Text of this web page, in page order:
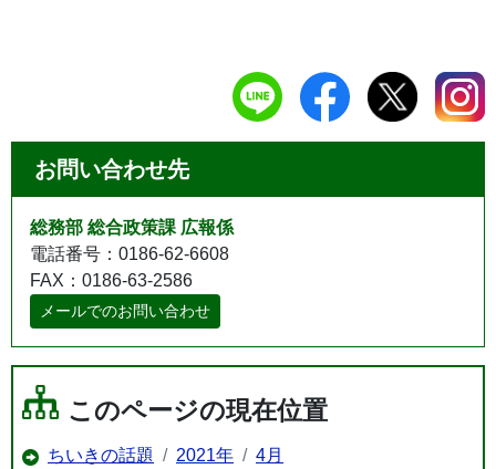
お問い合わせ先
総務部 総合政策課 広報係
電話番号：0186-62-6608
FAX：0186-63-2586
メールでのお問い合わせ
このページの現在位置
ちいきの話題 2021年 4月